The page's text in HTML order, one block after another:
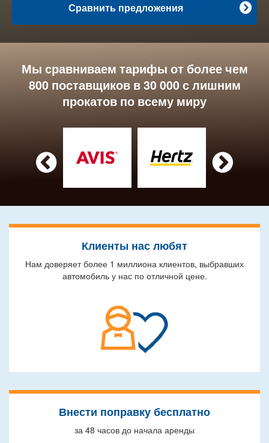

Сравнить предложения
Мы сравниваем тарифы от более чем
800 поставщиков в 30 000 с лишним
прокатов по всему миру
 
Клиенты нас любят
Нам доверяет более 1 миллиона клиентов, выбравших
автомобиль у нас по отличной цене.
Внести поправку бесплатно
за 48 часов до начала аренды